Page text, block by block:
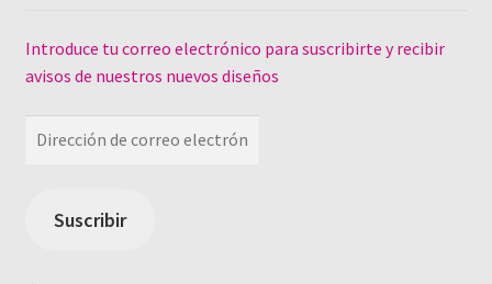
Introduce tu correo electrónico para suscribirte y recibir
avisos de nuestros nuevos diseños
Dirección
electrónico
Suscribir